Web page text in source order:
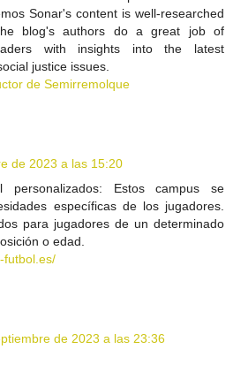
Sonar's content is well-researched
blog's authors do a great job of
with insights into the latest
justice issues.
de Semirremolque
de 2023 a las 15:20
personalizados: Estos campus se
específicas de los jugadores.
para jugadores de un determinado
o edad.
futbol.es/
de 2023 a las 23:36